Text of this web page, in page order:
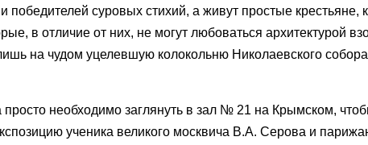
победителей суровых стихий, а живут простые крестьяне,
в отличие от них, не могут любоваться архитектурой
на чудом уцелевшую колокольню Николаевского
просто необходимо заглянуть в зал № 21 на Крымском,
ученика великого москвича В.А. Серова и